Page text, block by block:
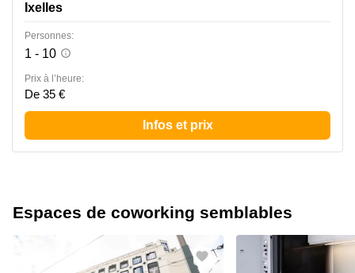
Ixelles
Personnes:
1 - 10
Prix à l’heure:
De 35 €
Infos et prix
Espaces de coworking semblables